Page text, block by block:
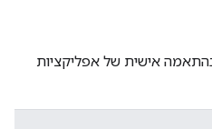
אישית של אפליקציות